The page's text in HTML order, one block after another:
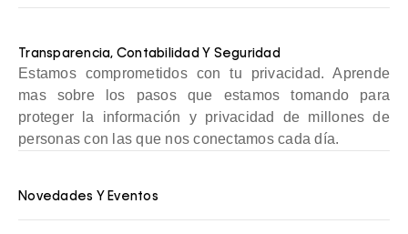
Transparencia, Contabilidad Y Seguridad
Estamos comprometidos con tu privacidad. Aprende
mas sobre los pasos que estamos tomando para
proteger la información y privacidad de millones de
personas con las que nos conectamos cada día.
Novedades Y Eventos